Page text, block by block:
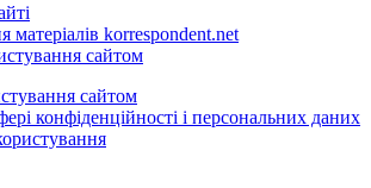
матеріалів korrespondent.net
сайтом
сайтом
конфіденційності і персональних даних